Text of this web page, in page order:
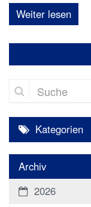
Weiter lesen
Suche
Kategorien
Archiv
2026